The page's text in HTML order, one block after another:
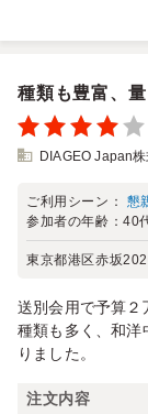
種類も豊富、
DIAGEO Japan
ご利用シーン： 懇
参加者の年齢：40
東京都港区赤坂
送別会用で予算２
種類も多く、和洋
りました。
注文内容